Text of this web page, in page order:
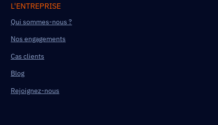
L'ENTREPRISE
Qui sommes-nous ?
Nos engagements
Cas clients
Blog
Rejoignez-nous